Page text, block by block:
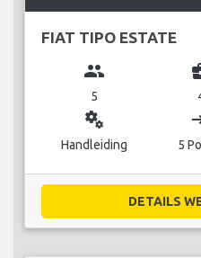
FIAT TIPO ESTATE
group
5
miscellaneous_services
Handleiding 5
DETAILS